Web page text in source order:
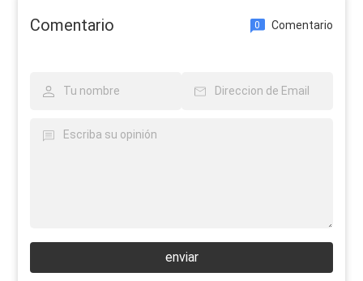
Comentario 0 Comentario
enviar